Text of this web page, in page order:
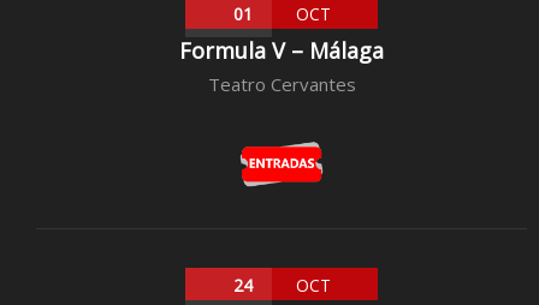
01 OCT
Formula V – Málaga
Teatro Cervantes
24 OCT